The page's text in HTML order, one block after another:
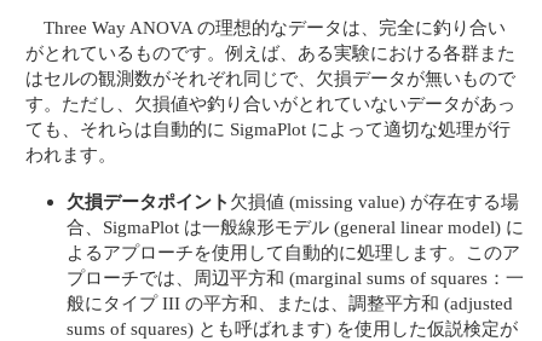
Three Way ANOVA の理想的なデータは、完全に釣り合い
がとれているものです。例えば、ある実験における各群また
はセルの観測数がそれぞれ同じで、欠損データが無いもので
す。ただし、欠損値や釣り合いがとれていないデータがあっ
ても、それらは自動的に SigmaPlot によって適切な処理が行
われます。
欠損データポイント 欠損値 (missing value) が存在する場
合、SigmaPlot は一般線形モデル (general linear model) に
よるアプローチを使用して自動的に処理します。このア
プローチでは、周辺平方和 (marginal sums of squares：一
般にタイプ III の平方和、または、調整平方和 (adjusted
sums of squares) とも呼ばれます) を使用した仮説検定が